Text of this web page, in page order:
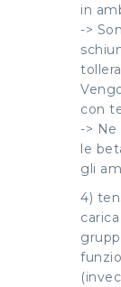
in
->
con
->
le
gli
4)